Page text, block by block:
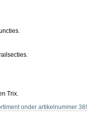
Trix.
onder artikelnummer